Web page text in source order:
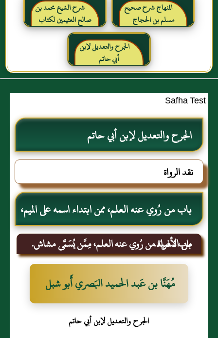
المنهاج شرح صحيح
مسلم بن الحجاج
شرح الشيخ محمد بن
صالح العثيمين لكتاب
رياض الصالحين للإمام
النووي رحمهم الله تعالىالجرح والتعديل لإبن
أبي حاتم
Safha Test
الجرح والتعديل لإبن أبي حاتم
نقد الرواة
باب من رُوي عنه العلم، ممن ابتداء اسمه على الميم،
من الأفراد.
باب تسمية من رُوي عنه العلم، مِمَّن يُسَمَّى مشاش.
مُهَنَّا بن عَبد الحميد البَصري أَبو شبل
الجرح والتعديل لإبن أبي حاتم